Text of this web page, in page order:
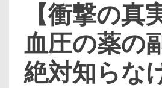
【衝撃の真
血圧の薬の
絶対知らな